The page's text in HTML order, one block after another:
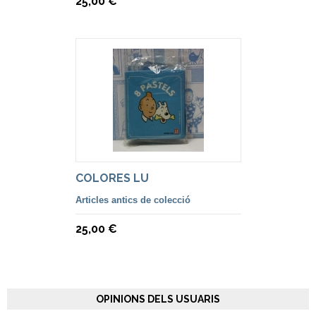
COLORES LU
Articles antics de colecció
25,00 €
OPINIONS DELS USUARIS